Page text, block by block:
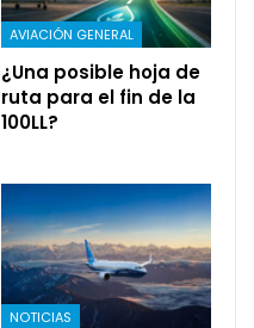
AVIACIÓN GENERAL
¿Una posible hoja de
ruta para el fin de la
100LL?
NOTICIAS